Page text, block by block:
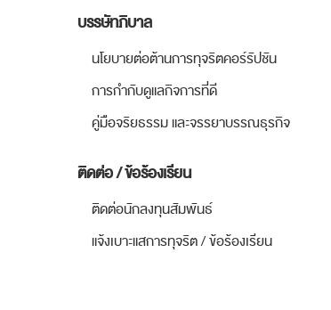
บรรษัทภิบาล
นโยบายต่อต้านการทุจริตคอร์รัปชัน
การกำกับดูแลกิจการที่ดี
คู่มือจริยธรรม และจรรยาบรรณธุรกิจ
ติดต่อ / ข้อร้องเรียน
ติดต่อนักลงทุนสัมพันธ์
แจ้งเบาะแสการทุจริต / ข้อร้องเรียน